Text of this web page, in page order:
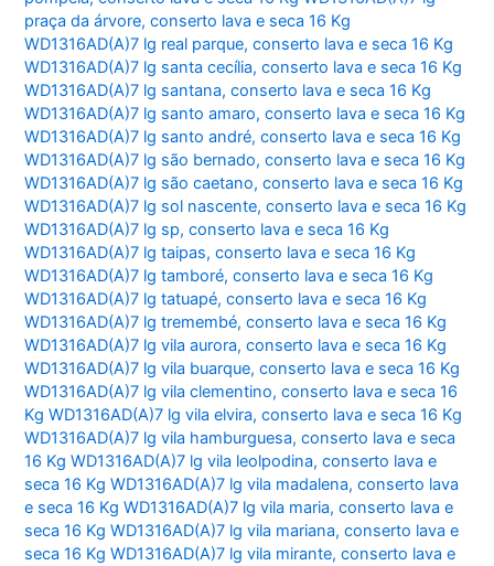
praça da árvore,conserto lava e seca 16 Kg
WD1316AD(A)7 lg real parque,conserto lava e seca 16 Kg
WD1316AD(A)7 lg santa cecília,conserto lava e seca 16 Kg
WD1316AD(A)7 lg santana,conserto lava e seca 16 Kg
WD1316AD(A)7 lg santo amaro,conserto lava e seca 16 Kg
WD1316AD(A)7 lg santo andré,conserto lava e seca 16 Kg
WD1316AD(A)7 lg são bernado,conserto lava e seca 16 Kg
WD1316AD(A)7 lg são caetano,conserto lava e seca 16 Kg
WD1316AD(A)7 lg sol nascente,conserto lava e seca 16 Kg
WD1316AD(A)7 lg sp,conserto lava e seca 16 Kg
WD1316AD(A)7 lg taipas,conserto lava e seca 16 Kg
WD1316AD(A)7 lg tamboré,conserto lava e seca 16 Kg
WD1316AD(A)7 lg tatuapé,conserto lava e seca 16 Kg
WD1316AD(A)7 lg tremembé,conserto lava e seca 16 Kg
WD1316AD(A)7 lg vila aurora,conserto lava e seca 16 Kg
WD1316AD(A)7 lg vila buarque,conserto lava e seca 16 Kg
WD1316AD(A)7 lg vila clementino,conserto lava e seca 16
Kg WD1316AD(A)7 lg vila elvira,conserto lava e seca 16 Kg
WD1316AD(A)7 lg vila hamburguesa,conserto lava e seca
16 Kg WD1316AD(A)7 lg vila leolpodina,conserto lava e
seca 16 Kg WD1316AD(A)7 lg vila madalena,conserto lava
e seca 16 Kg WD1316AD(A)7 lg vila maria,conserto lava e
seca 16 Kg WD1316AD(A)7 lg vila mariana,conserto lava e
seca 16 Kg WD1316AD(A)7 lg vila mirante,conserto lava e